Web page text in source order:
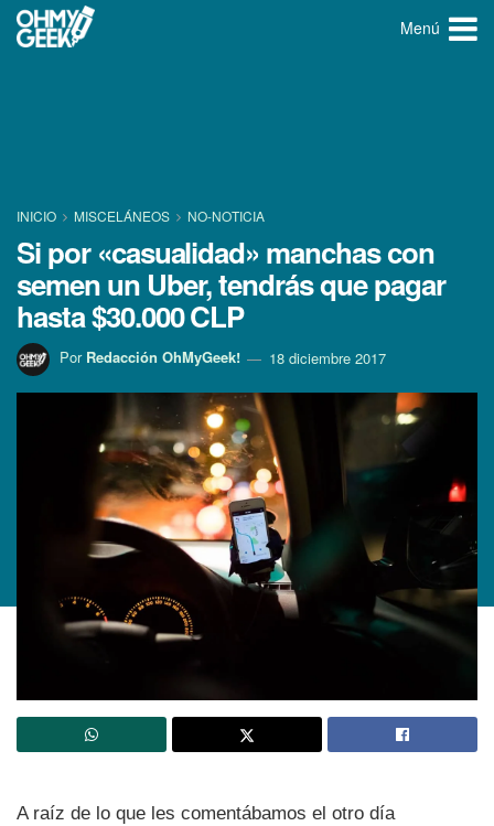
Menú
INICIO MISCELÁNEOS NO-NOTICIA
Si por «casualidad» manchas con
semen un Uber, tendrás que pagar
hasta $30.000 CLP
Por Redacción OhMyGeek! 18 diciembre 2017
A raí­z de lo que les comentábamos el otro dí­a